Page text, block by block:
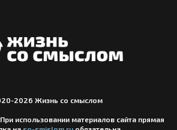
2026 Жизнь со смыслом
использовании материалов сайта прямая